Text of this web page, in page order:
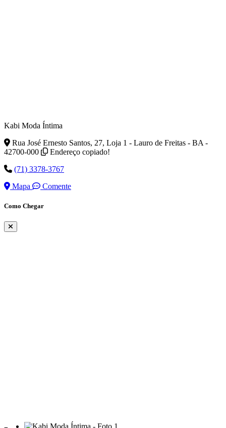
Kabi Moda Íntima
Rua José Ernesto Santos, 27, Loja 1 - Lauro de Freitas - BA -
42700-000
Endereço copiado!
(71) 3378-3767
Mapa
Comente
Como Chegar